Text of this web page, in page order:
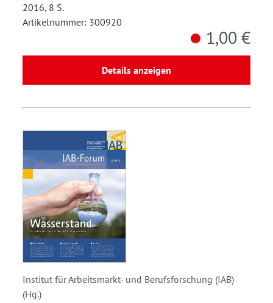
2016, 8 S.
Artikelnummer: 300920
1,00 €
Details anzeigen
Institut für Arbeitsmarkt- und Berufsforschung (IAB)
(Hg.)